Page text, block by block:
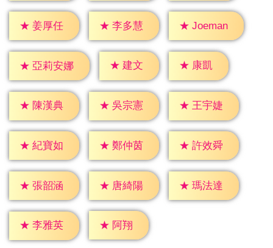
★ 姜厚任 ★ 李多慧 ★ Joeman
★ 亞莉安娜 ★ 建文 ★ 康凱
★ 陳漢典 ★ 吳宗憲 ★ 王宇婕
★ 紀寶如 ★ 鄭仲茵 ★ 許效舜
★ 張韶涵 ★ 唐綺陽 ★ 瑪法達
★ 李雅英 ★ 阿翔